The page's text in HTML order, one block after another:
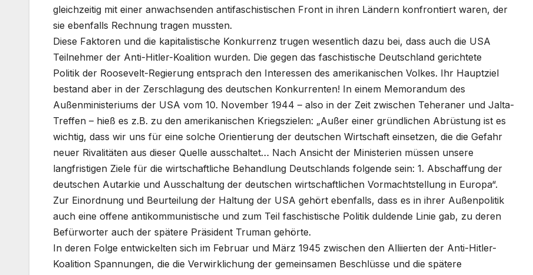
gleichzeitig mit einer anwachsenden antifaschistischen Front in ihren Ländern konfrontiert waren, der
sie ebenfalls Rechnung tragen mussten.
Diese Faktoren und die kapitalistische Konkurrenz trugen wesentlich dazu bei, dass auch die USA
Teilnehmer der Anti-Hitler-Koalition wurden. Die gegen das faschistische Deutschland gerichtete
Politik der Roosevelt-Regierung entsprach den Interessen des amerikanischen Volkes. Ihr Hauptziel
bestand aber in der Zerschlagung des deutschen Konkurrenten! In einem Memorandum des
Außenministeriums der USA vom 10. November 1944 – also in der Zeit zwischen Teheraner und Jalta-
Treffen – hieß es z.B. zu den amerikanischen Kriegszielen: „Außer einer gründlichen Abrüstung ist es
wichtig, dass wir uns für eine solche Orientierung der deutschen Wirtschaft einsetzen, die die Gefahr
neuer Rivalitäten aus dieser Quelle ausschaltet… Nach Ansicht der Ministerien müssen unsere
langfristigen Ziele für die wirtschaftliche Behandlung Deutschlands folgende sein: 1. Abschaffung der
deutschen Autarkie und Ausschaltung der deutschen wirtschaftlichen Vormachtstellung in Europa“.
Zur Einordnung und Beurteilung der Haltung der USA gehört ebenfalls, dass es in ihrer Außenpolitik
auch eine offene antikommunistische und zum Teil faschistische Politik duldende Linie gab, zu deren
Befürworter auch der spätere Präsident Truman gehörte.
In deren Folge entwickelten sich im Februar und März 1945 zwischen den Alliierten der Anti-Hitler-
Koalition Spannungen, die die Verwirklichung der gemeinsamen Beschlüsse und die spätere